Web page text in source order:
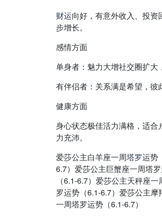
财运向好，有意外收入、投
步增长。
感情方面
单身者：魅力大增社交圈扩
有伴侣者：关系满是希望，彼
健康方面
身心状态极佳活力满格，适
力充沛。
爱莎公主白羊座一周塔罗运势
6.7）爱莎公主巨蟹座一周塔
（6.1-6.7）爱莎公主天秤座
罗运势（6.1-6.7）爱莎公主
一周塔罗运势（6.1-6.7）